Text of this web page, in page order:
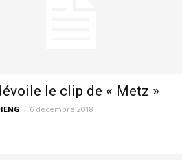
le clip de « Metz »
- 6 décembre 2018